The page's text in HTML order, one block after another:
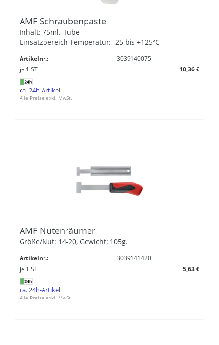
AMF Schraubenpaste
Inhalt: 75ml.-Tube
Einsatzbereich Temperatur: -25 bis +125°C
Artikelnr.:
3039140075
je 1 ST 10,36 €
ca. 24h-Artikel
Alle Preise exkl. MwSt.
AMF Nutenräumer
Größe/Nut: 14-20, Gewicht: 105g.
Artikelnr.:
3039141420
je 1 ST 5,63 €
ca. 24h-Artikel
Alle Preise exkl. MwSt.